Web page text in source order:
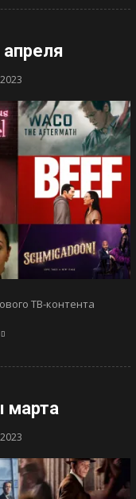
ТВ-контента
марта